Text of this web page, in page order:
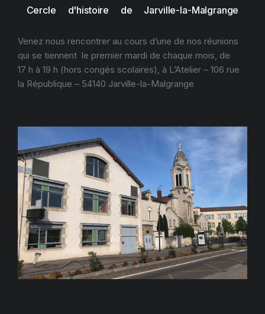
Cercle d'histoire de Jarville-la-Malgrange
Venez nous rencontrer au cours d’une de nos réunions
qui se tiennent le premier mardi de chaque mois, de
17 h à 19 h (hors congés scolaires), à L’Atelier – 106 rue
la République – 54140 Jarville-la-Malgrange